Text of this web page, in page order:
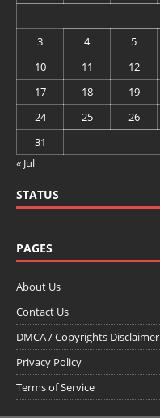
3
4 5
10
11 12
17
18 19
24
25 26
31
« Jul
STATUS
PAGES
About Us
Contact Us
DMCA / Copyrights Disclaimer
Privacy Policy
Terms of Service